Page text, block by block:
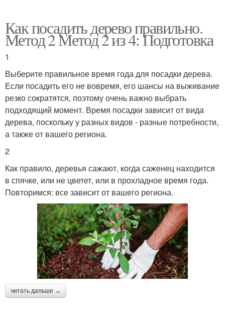
Как посадить дерево правильно.
Метод 2 Метод 2 из 4: Подготовка
1
Выберите правильное время года для посадки дерева.
Если посадить его не вовремя, его шансы на выживание
резко сократятся, поэтому очень важно выбрать
подходящий момент. Время посадки зависит от вида
дерева, поскольку у разных видов - разные потребности,
а также от вашего региона.
2
Как правило, деревья сажают, когда саженец находится
в спячке, или не цветет, или в прохладное время года.
Повторимся: все зависит от вашего региона.
читать дальше →